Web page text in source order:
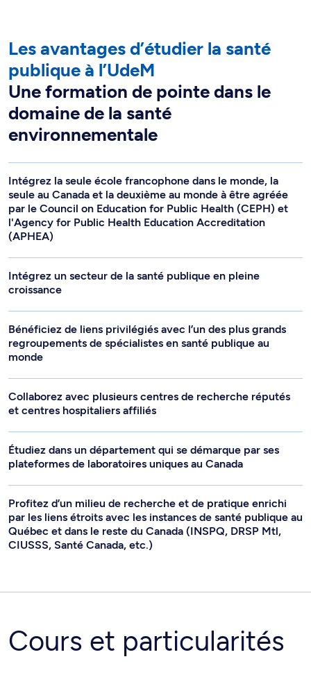
Les avantages d’étudier la santé
publique à l’UdeM
Une formation de pointe dans le
domaine de la santé
environnementale
Intégrez la seule école francophone dans le monde, la
seule au Canada et la deuxième au monde à être agréée
par le Council on Education for Public Health (CEPH) et
l'Agency for Public Health Education Accreditation
(APHEA)
Intégrez un secteur de la santé publique en pleine
croissance
Bénéficiez de liens privilégiés avec l’un des plus grands
regroupements de spécialistes en santé publique au
monde
Collaborez avec plusieurs centres de recherche réputés
et centres hospitaliers affiliés
Étudiez dans un département qui se démarque par ses
plateformes de laboratoires uniques au Canada
Profitez d’un milieu de recherche et de pratique enrichi
par les liens étroits avec les instances de santé publique au
Québec et dans le reste du Canada (INSPQ, DRSP Mtl,
CIUSSS, Santé Canada, etc.)
Cours et particularités